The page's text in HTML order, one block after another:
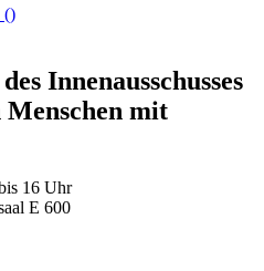
()
Innenausschusses
mit
16 Uhr
E 600